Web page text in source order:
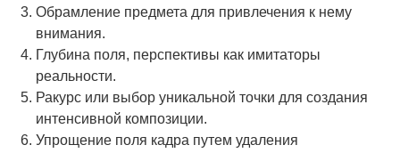
Обрамление предмета для привлечения к нему
внимания.
Глубина поля, перспективы как имитаторы
реальности.
Ракурс или выбор уникальной точки для создания
интенсивной композиции.
Упрощение поля кадра путем удаления